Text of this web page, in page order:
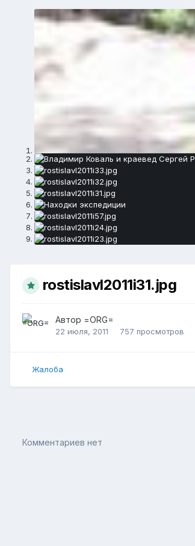
rostislavl2011i31.jpg
Автор =ORG=
22 июля, 2011 757 просмотров
Жалоба
Комментариев нет